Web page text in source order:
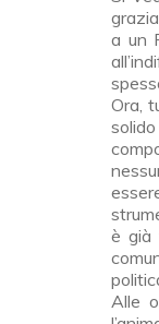
a un
Ora,
è già
Alle